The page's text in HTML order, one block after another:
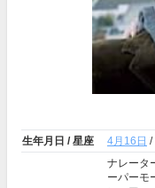
生年月日 / 星座 4月16日 /
ナレータ
ーパーモ